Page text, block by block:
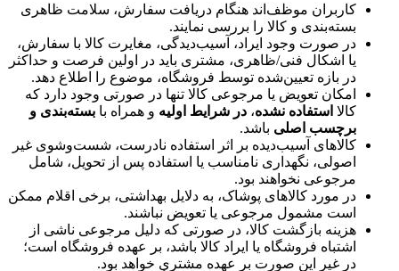
کاربران موظف‌اند هنگام دریافت سفارش، سلامت ظاهری
بسته‌بندی و کالا را بررسی نمایند.
در صورت وجود ایراد، آسیب‌دیدگی، مغایرت کالا با سفارش،
یا اشکال فنی/ظاهری، مشتری باید در اولین فرصت و حداکثر
در بازه تعیین‌شده توسط فروشگاه، موضوع را اطلاع دهد.
امکان تعویض یا مرجوعی کالا تنها در صورتی وجود دارد که
کالا استفاده نشده، در شرایط اولیه و همراه با بسته‌بندی و
برچسب اصلی باشد.
کالاهای آسیب‌دیده بر اثر استفاده نادرست، شست‌وشوی غیر
اصولی، نگهداری نامناسب یا استفاده پس از تحویل، شامل
مرجوعی نخواهند بود.
در مورد کالاهای پوشاک، به دلایل بهداشتی، برخی اقلام ممکن
است مشمول مرجوعی یا تعویض نباشند.
هزینه بازگشت کالا، در صورتی که دلیل مرجوعی ناشی از
اشتباه فروشگاه یا ایراد کالا باشد، بر عهده فروشگاه است؛
در غیر این صورت بر عهده مشتری خواهد بود.